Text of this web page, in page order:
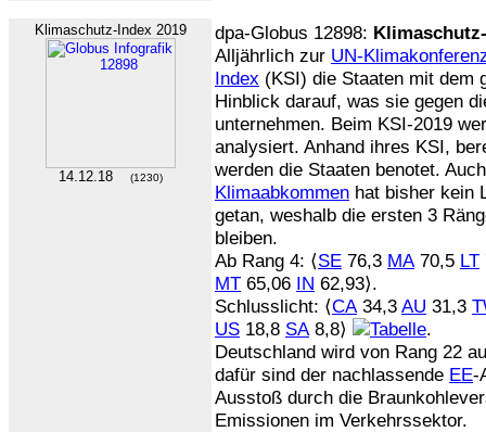
Klimaschutz-Index 2019
14.12.18 (1230)
dpa-Globus 12898:
Alljährlich zur UN-
Index (KSI) die Staaten mit dem
Hinblick darauf, was sie gegen
unternehmen. Beim KSI-2019
analysiert. Anhand ihres KSI,
werden die Staaten benotet.
Klimaabkommen hat bisher kein
getan, weshalb die ersten 3
bleiben.
Ab Rang 4: ⟨SE 76,3 MA70,5 LT
MT 65,06 IN 62,93⟩.
Schlusslicht: ⟨CA34,3 AU 31,3
US 18,8 SA8,8⟩
.
Deutschland wird von Rang 22
dafür sind der nachlassende EE-
Ausstoß durch die
Emissionen im Verkehrssektor.